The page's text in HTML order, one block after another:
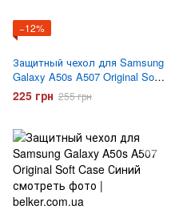
−12%
Защитный чехол для Samsung
Galaxy A50s A507 Original Soft
Case Черный
225 грн 255 грн